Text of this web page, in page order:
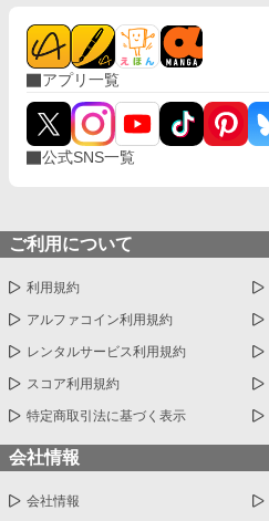
アプリ一覧
公式SNS一覧
ご利用について
利用規約
アルファコイン利用規約
レンタルサービス利用規約
スコア利用規約
特定商取引法に基づく表示
会社情報
会社情報